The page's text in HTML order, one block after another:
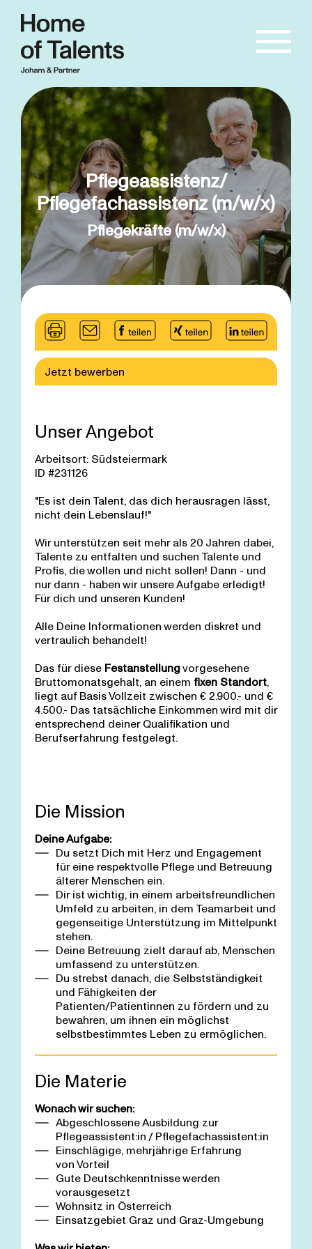
Pflegeassistenz/
Pflegefachassistenz (m/w/x)
Pflegekräfte (m/w/x)
Jetzt bewerben
Unser Angebot
Arbeitsort: Südsteiermark
ID #231126
"Es ist dein Talent, das dich herausragen lässt,
nicht dein Lebenslauf!"
Wir unterstützen seit mehr als 20 Jahren dabei,
Talente zu entfalten und suchen Talente und
Profis, die wollen und nicht sollen! Dann - und
nur dann - haben wir unsere Aufgabe erledigt!
Für dich und unseren Kunden!
Alle Deine Informationen werden diskret und
vertraulich behandelt!
Das für diese Festanstellungvorgesehene
Bruttomonatsgehalt, an einem fixen Standort,
liegt auf Basis Vollzeit zwischen € 2.900.- und €
4.500.- Das tatsächliche Einkommen wird mit dir
entsprechend deiner Qualifikation und
Berufserfahrung festgelegt.
Die Mission
Deine Aufgabe:
Du setzt Dich mit Herz und Engagement
für eine respektvolle Pflege und Betreuung
älterer Menschen ein.
Dir ist wichtig, in einem arbeitsfreundlichen
Umfeld zu arbeiten, in dem Teamarbeit und
gegenseitige Unterstützung im Mittelpunkt
stehen.
Deine Betreuung zielt darauf ab, Menschen
umfassend zu unterstützen.
Du strebst danach, die Selbstständigkeit
und Fähigkeiten der
Patienten/Patientinnen zu fördern und zu
bewahren, um ihnen ein möglichst
selbstbestimmtes Leben zu ermöglichen.
Die Materie
Wonach wir suchen:
Abgeschlossene Ausbildung zur
Pflegeassistent:in / Pflegefachassistent:in
Einschlägige, mehrjährige Erfahrung
von Vorteil
Gute Deutschkenntnisse werden
vorausgesetzt
Wohnsitz in Österreich
Einsatzgebiet Graz und Graz-Umgebung